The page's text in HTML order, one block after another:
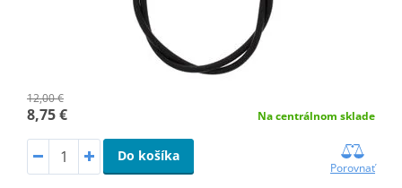
12,00 €
8,75 € Na centrálnom sklade
Do košíka
Porovnať